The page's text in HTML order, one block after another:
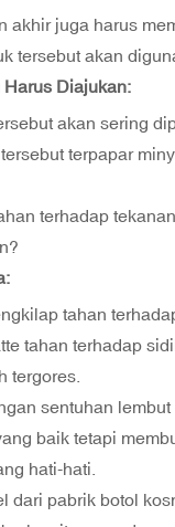
akhir juga harus
tersebut akan
Diajukan:
akan sering
terpapar
terhadap
tahan
tahan terhadap
tergores.
sentuhan
baik tetapi
hati-hati.
dari pabrik botol